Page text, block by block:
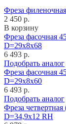
Фреза
2 450 р.
В корзину
Фреза фасочная
D=29x8x68
6 493 р.
Подобрать аналог
Фреза фасочная
D=29x8x60
6 493 р.
Подобрать аналог
Фреза
D=34,9x12 RH